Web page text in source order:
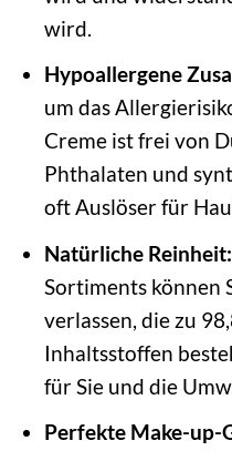
wird.
Hypoallergene
um das
Creme ist frei von
Phthalaten und
oft Auslöser für
Natürliche Reinheit:
Sortiments können
verlassen, die zu
Inhaltsstoffen
für Sie und die
Perfekte Make-up-